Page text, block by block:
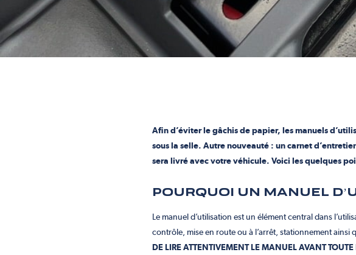
Afin d’éviter le gâchis de papier, lesmanuels
sous la selle. Autre nouveauté : un carnet
sera livré avec votre véhicule. Voici les quelques
POURQUOI UN MANUEL
Le manuel d’utilisation est un élément central dans
contrôle, mise en route ou à l’arrêt, stationnement ainsi
DE LIRE ATTENTIVEMENT LE MANUEL AVANT